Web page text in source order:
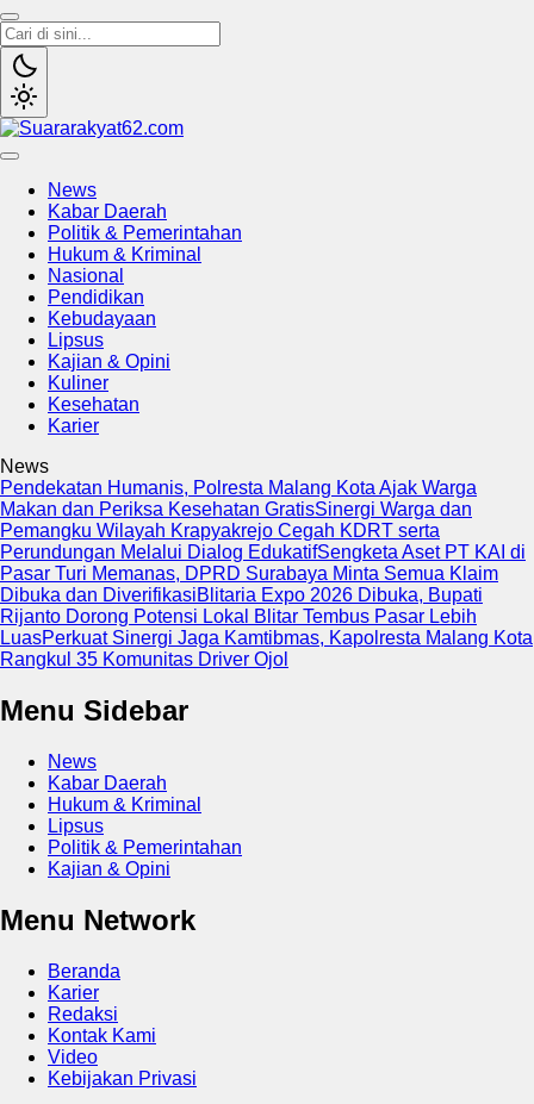
News
Kabar Daerah
Politik & Pemerintahan
Hukum & Kriminal
Nasional
Pendidikan
Kebudayaan
Lipsus
Kajian & Opini
Kuliner
Kesehatan
Karier
News
Pendekatan Humanis, Polresta Malang Kota Ajak Warga
Makan dan Periksa Kesehatan GratisSinergi Warga dan
Pemangku Wilayah Krapyakrejo Cegah KDRT serta
Perundungan Melalui Dialog EdukatifSengketa Aset PT KAI di
Pasar Turi Memanas, DPRD Surabaya Minta Semua Klaim
Dibuka dan DiverifikasiBlitaria Expo 2026 Dibuka, Bupati
Rijanto Dorong Potensi Lokal Blitar Tembus Pasar Lebih
LuasPerkuat Sinergi Jaga Kamtibmas, Kapolresta Malang Kota
Rangkul 35 Komunitas Driver Ojol
Menu Sidebar
News
Kabar Daerah
Hukum & Kriminal
Lipsus
Politik & Pemerintahan
Kajian & Opini
Menu Network
Beranda
Karier
Redaksi
Kontak Kami
Video
Kebijakan Privasi